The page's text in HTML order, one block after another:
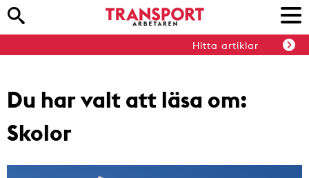
Hitta artiklar
Du har valt att läsa om:
Skolor